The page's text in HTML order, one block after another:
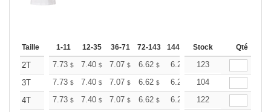
Taille 1-11 12-35 36-71 72-143 144-287 288 + Plus
Stock Qté
2T 7.73 $ 7.40 $ 7.07 $ 6.62 $ 6.29 6.18
123
3T
7.73 $ 7.40 $ 7.07 $ 6.62 $ 6.29 6.18
104
4T
7.73 $ 7.40 $ 7.07 $ 6.62 $ 6.29 6.18
122